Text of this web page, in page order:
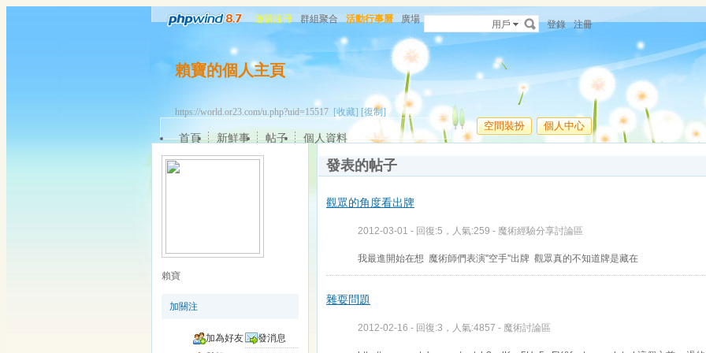
邀請注冊 群組聚合 活動行事曆 廣場 用戶 登錄 注冊
賴寶的個人主頁
https://world.or23.com/u.php?uid=15517 [收藏] [復制]
空間裝扮 個人中心
首頁 新鮮事 帖子 個人資料
賴寶
加關注
加為好友
發消息
發表的帖子
觀眾的角度看出牌
2012-03-01 - 回復:5，人氣:259 - 魔術經驗分享討論區
我最進開始在想 魔術師們表演''空手''出牌 觀眾真的不知道牌是藏在
雜耍問題
2012-02-16 - 回復:3，人氣:4857 - 魔術討論區